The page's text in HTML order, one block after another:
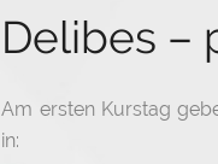
Delibes –
Am ersten Kurstag
in: